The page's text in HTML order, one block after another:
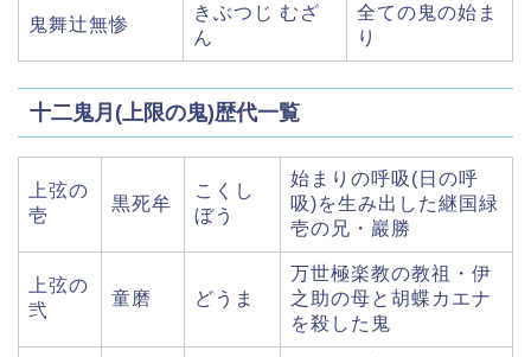
鬼舞辻無惨
きぶつじ むざ
ん
全ての鬼の始ま
り
十二鬼月(上限の鬼)歴代一覧
上弦の
壱
黒死牟
こくし
ぼう
始まりの呼吸(日の呼
吸)を生み出した継国緑
壱の兄・巖勝
上弦の
弐
童磨 どうま
万世極楽教の教祖・伊
之助の母と胡蝶カエナ
を殺した鬼